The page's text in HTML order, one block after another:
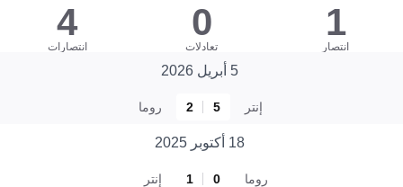
1
انتصار
0
تعادلات
4
انتصارات
5 أبريل 2026
إنتر 5
2 روما
18 أكتوبر 2025
روما 0
1 إنتر